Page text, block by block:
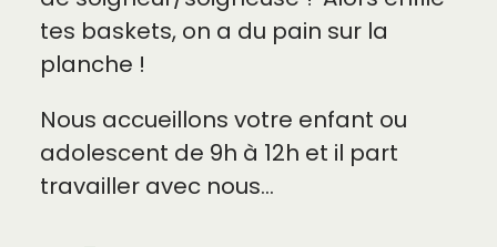
tes baskets, on a du pain sur la
planche !
Nous accueillons votre enfant ou
adolescent de 9h à 12h et il part
travailler avec nous...